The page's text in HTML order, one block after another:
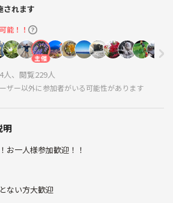
されます
能！！
主催
人、閲覧229人
ザー以外に参加者がいる可能性があります
明
お一人様参加歓迎！！
ない方大歓迎